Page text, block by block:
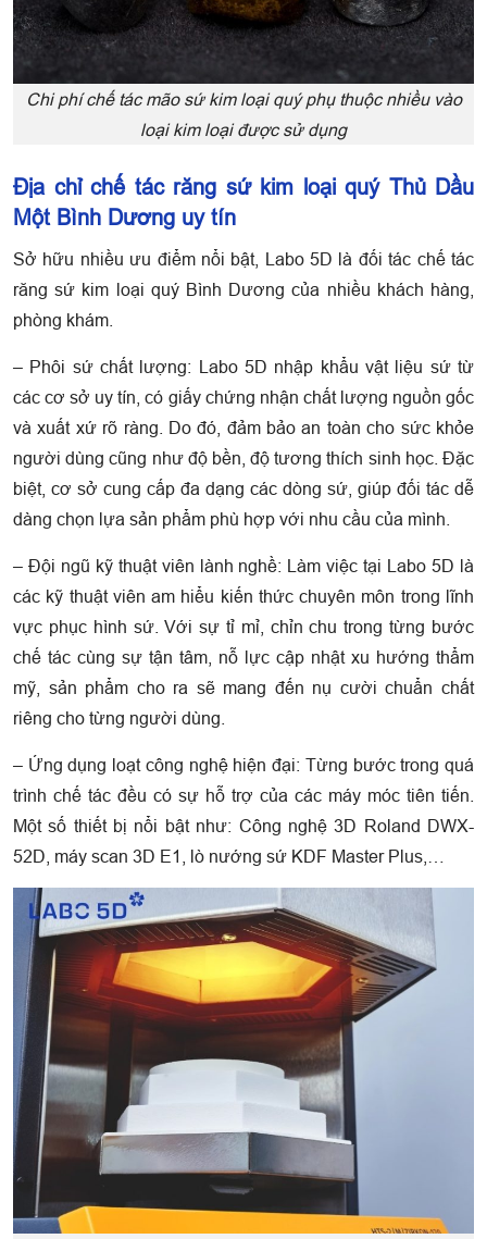
Chi phí chế tác mão sứ kim loại quý phụ thuộc nhiều vào
loại kim loại được sử dụng
Địa chỉ chế tác răng sứ kim loại quý Thủ Dầu
Một Bình Dương uy tín
Sở hữu nhiều ưu điểm nổi bật, Labo 5D là đối tác chế tác
răng sứ kim loại quý Bình Dương của nhiều khách hàng,
phòng khám.
– Phôi sứ chất lượng: Labo 5D nhập khẩu vật liệu sứ từ
các cơ sở uy tín, có giấy chứng nhận chất lượng nguồn gốc
và xuất xứ rõ ràng. Do đó, đảm bảo an toàn cho sức khỏe
người dùng cũng như độ bền, độ tương thích sinh học. Đặc
biệt, cơ sở cung cấp đa dạng các dòng sứ, giúp đối tác dễ
dàng chọn lựa sản phẩm phù hợp với nhu cầu của mình.
– Đội ngũ kỹ thuật viên lành nghề: Làm việc tại Labo 5D là
các kỹ thuật viên am hiểu kiến thức chuyên môn trong lĩnh
vực phục hình sứ. Với sự tỉ mỉ, chỉn chu trong từng bước
chế tác cùng sự tận tâm, nỗ lực cập nhật xu hướng thẩm
mỹ, sản phẩm cho ra sẽ mang đến nụ cười chuẩn chất
riêng cho từng người dùng.
– Ứng dụng loạt công nghệ hiện đại: Từng bước trong quá
trình chế tác đều có sự hỗ trợ của các máy móc tiên tiến.
Một số thiết bị nổi bật như: Công nghệ 3D Roland DWX-
52D, máy scan 3D E1, lò nướng sứ KDF Master Plus,…